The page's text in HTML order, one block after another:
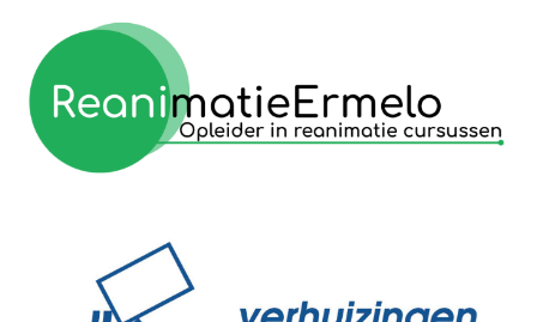
reanimatie ermelo